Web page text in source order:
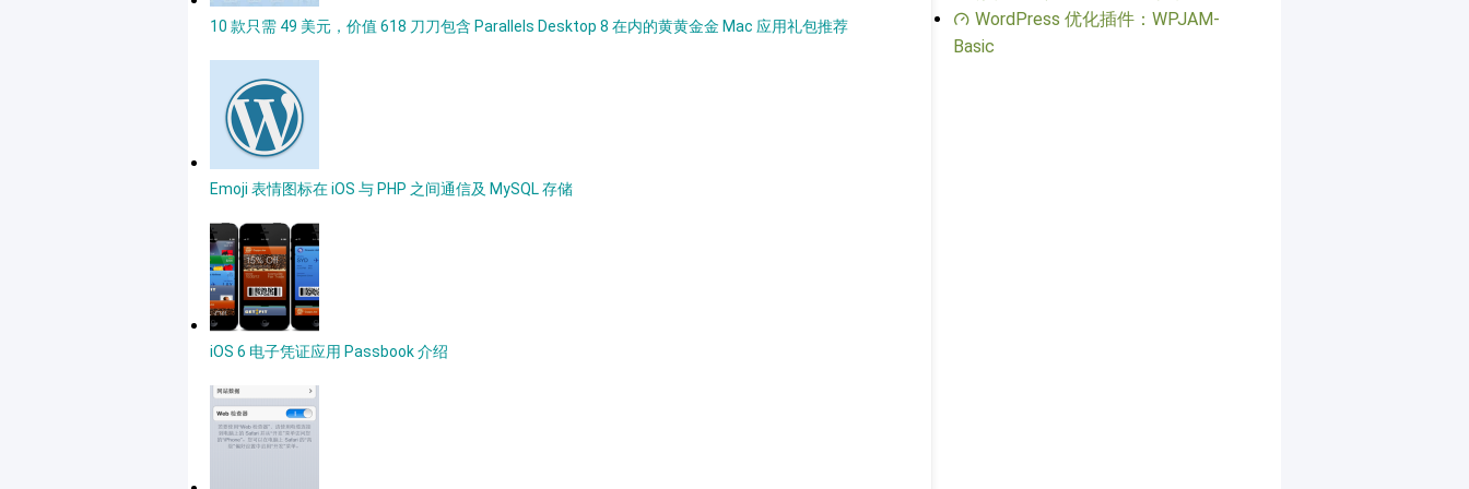
10 款只需 49 美元，价值 618 ⼑刀包含 Parallels Desktop 8 在内的⻩黄⾦金 Mac 应⽤礼包推荐
Emoji 表情图标在 iOS 与 PHP 之间通信及 MySQL 存储
iOS 6 电子凭证应用 Passbook 介绍
WordPress 优化插件：WPJAM-
Basic